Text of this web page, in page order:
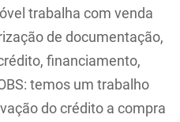
trabalha com venda
de documentação,
financiamento,
temos um trabalho
do crédito a compra